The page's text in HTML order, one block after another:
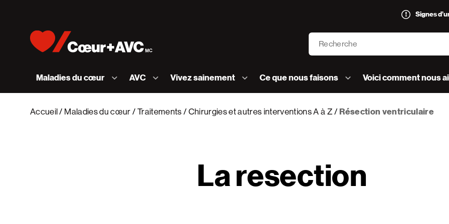
Signes
Recherche
Maladies du cœur AVC Vivez sainement Ce que nous faisons Voici comment nous
Accueil Maladies du cœur Traitements Chirurgies et autres interventions A à Z Résection ventriculaire
La resection